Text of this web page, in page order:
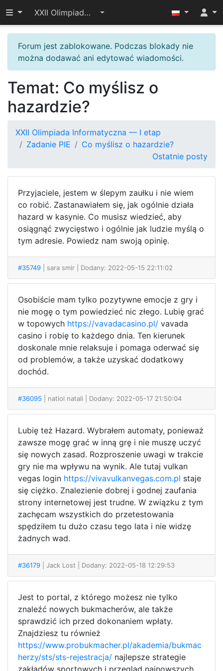
Przełącz widoczność menu
XXII Olimpiada Informatyczna — I etap
Forum jest zablokowane. Podczas blokady nie
można dodawać ani edytować wiadomości.
Temat: Co myślisz o
hazardzie?
XXII Olimpiada Informatyczna — I etap
Zadanie PIE
Co myślisz o hazardzie?
Ostatnie posty
Przyjaciele, jestem w ślepym zaułku i nie wiem
co robić. Zastanawiałem się, jak ogólnie działa
hazard w kasynie. Co musisz wiedzieć, aby
osiągnąć zwycięstwo i ogólnie jak ludzie myślą o
tym adresie. Powiedz nam swoją opinię.
#35749 | sara smir | Dodany: 2022-05-15 22:11:02
Osobiście mam tylko pozytywne emocje z gry i
nie mogę o tym powiedzieć nic złego. Lubię grać
w topowych https://vavadacasino.pl/ vavada
casino i robię to każdego dnia. Ten kierunek
doskonale mnie relaksuje i pomaga oderwać się
od problemów, a także uzyskać dodatkowy
dochód.
#36095 | natiol natali | Dodany: 2022-05-17 21:50:04
Lubię też Hazard. Wybrałem automaty, ponieważ
zawsze mogę grać w inną grę i nie muszę uczyć
się nowych zasad. Rozproszenie uwagi w trakcie
gry nie ma wpływu na wynik. Ale tutaj vulkan
vegas login https://vivavulkanvegas.com.pl staje
się ciężko. Znalezienie dobrej i godnej zaufania
strony internetowej jest trudne. W związku z tym
zachęcam wszystkich do przetestowania
spędziłem tu dużo czasu tego lata i nie widzę
żadnych wad.
#36179 | Jack Lost | Dodany: 2022-05-18 12:29:53
Jest to portal, z którego możesz nie tylko
znaleźć nowych bukmacherów, ale także
sprawdzić ich przed dokonaniem wpłaty.
Znajdziesz tu również
https://www.probukmacher.pl/akademia/bukmac
herzy/sts/sts-rejestracja/ najlepsze strategie
zakładów sportowych i przegląd najnowszych